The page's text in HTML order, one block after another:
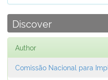
Discover
Author
Comissão Nacional para